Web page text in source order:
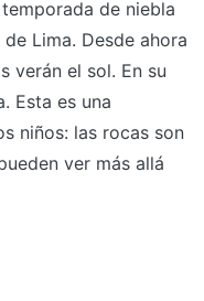
de niebla
Lima. Desde ahora
verán el sol. En su
Esta es una
niños: las rocas son
ver más allá